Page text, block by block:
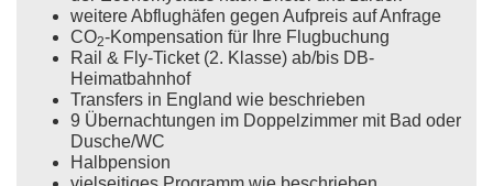
weitere Abflughäfen gegen Aufpreis auf Anfrage
CO2-Kompensation für Ihre Flugbuchung
Rail & Fly-Ticket (2. Klasse) ab/bis DB-
Heimatbahnhof
Transfers in England wie beschrieben
9 Übernachtungen im Doppelzimmer mit Bad oder
Dusche/WC
Halbpension